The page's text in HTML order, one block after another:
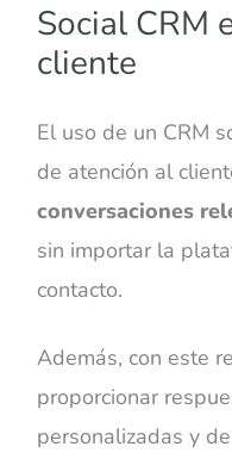
Social CRM
cliente
El uso de un CRM
de atención al
conversaciones
sin importar la
contacto.
Además, con este
proporcionar
personalizadas y